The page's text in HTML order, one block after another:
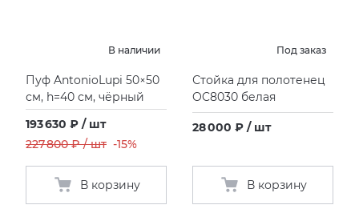
В наличии
Пуф AntonioLupi 50×50
см, h=40 см, чёрный
193 630 ₽ / шт
227 800 ₽ / шт -15%
В корзину
Под заказ
Стойка для полотенец
OC8030 белая
28 000 ₽ / шт
В корзину